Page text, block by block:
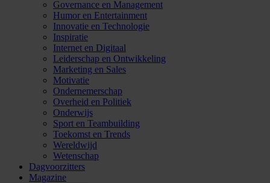
Governance en Management
Humor en Entertainment
Innovatie en Technologie
Inspiratie
Internet en Digitaal
Leiderschap en Ontwikkeling
Marketing en Sales
Motivatie
Ondernemerschap
Overheid en Politiek
Onderwijs
Sport en Teambuilding
Toekomst en Trends
Wereldwijd
Wetenschap
Dagvoorzitters
Magazine